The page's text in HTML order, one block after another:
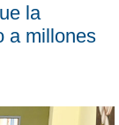
la
a millones